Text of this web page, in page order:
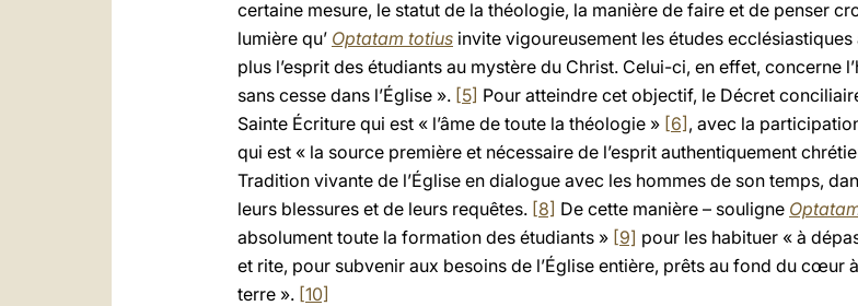
certaine mesure, le statut de la théologie, la manière de faire et de penser
lumière qu’ Optatam totius invite vigoureusement les études
plus l’esprit des étudiants au mystère du Christ. Celui-ci, en effet, concerne
sans cesse dans l’Église ». [5] Pour atteindre cet objectif, le Décret
Sainte Écriture qui est « l’âme de toute la théologie » [6] , avec la
qui est « la source première et nécessaire de l’esprit authentiquement
Tradition vivante de l’Église en dialogue avec les hommes de son temps,
leurs blessures et de leurs requêtes. [8] De cette manière – souligne
absolument toute la formation des étudiants » [9] pour les habituer « à
et rite, pour subvenir aux besoins de l’Église entière, prêts au fond du cœur
terre ». [10]